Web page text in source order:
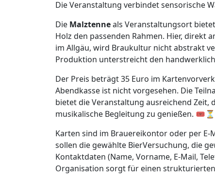
Die Veranstaltung verbindet sensorische
Die Malztenneals Veranstaltungsort
Holz den passenden Rahmen. Hier, direkt
im Allgäu, wird Braukultur nicht abstrakt
Produktion unterstreicht den
Der Preis beträgt 35 Euro im
Abendkasse ist nicht vorgesehen. Die
bietet die Veranstaltung ausreichend Zeit,
musikalische Begleitung zu genießen. 🎟️⏳
Karten sind im Brauereikontor oder per E-
sollen die gewählte BierVersuchung, die
Kontaktdaten (Name, Vorname, E-Mail,
Organisation sorgt für einen